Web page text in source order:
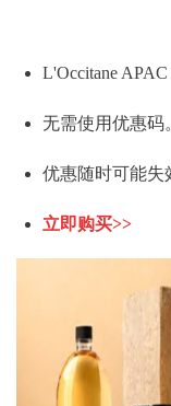
L'Occitane
无需使用优惠码
优惠随时可能失
立即购买>>